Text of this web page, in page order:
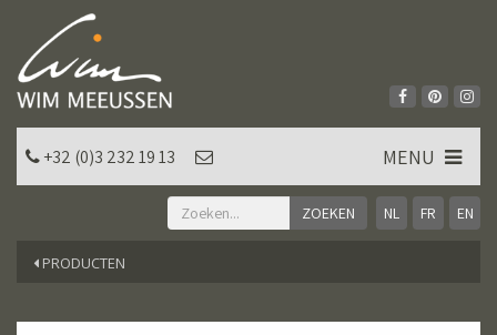
NL FR EN
+32 (0)3 232 19 13 MENU
PRODUCTEN